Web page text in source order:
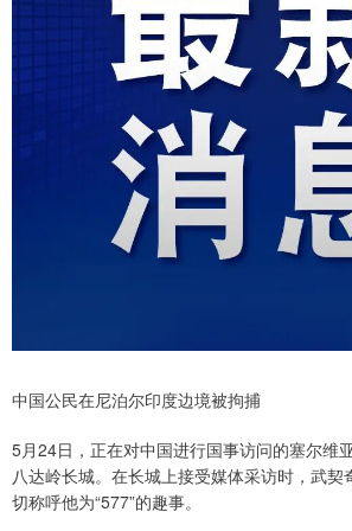
中国公民在尼泊尔印度边境被拘捕
5月24日，正在对中国进行国事访问的塞尔维
八达岭长城。在长城上接受媒体采访时，武
切称呼他为“577”的趣事。